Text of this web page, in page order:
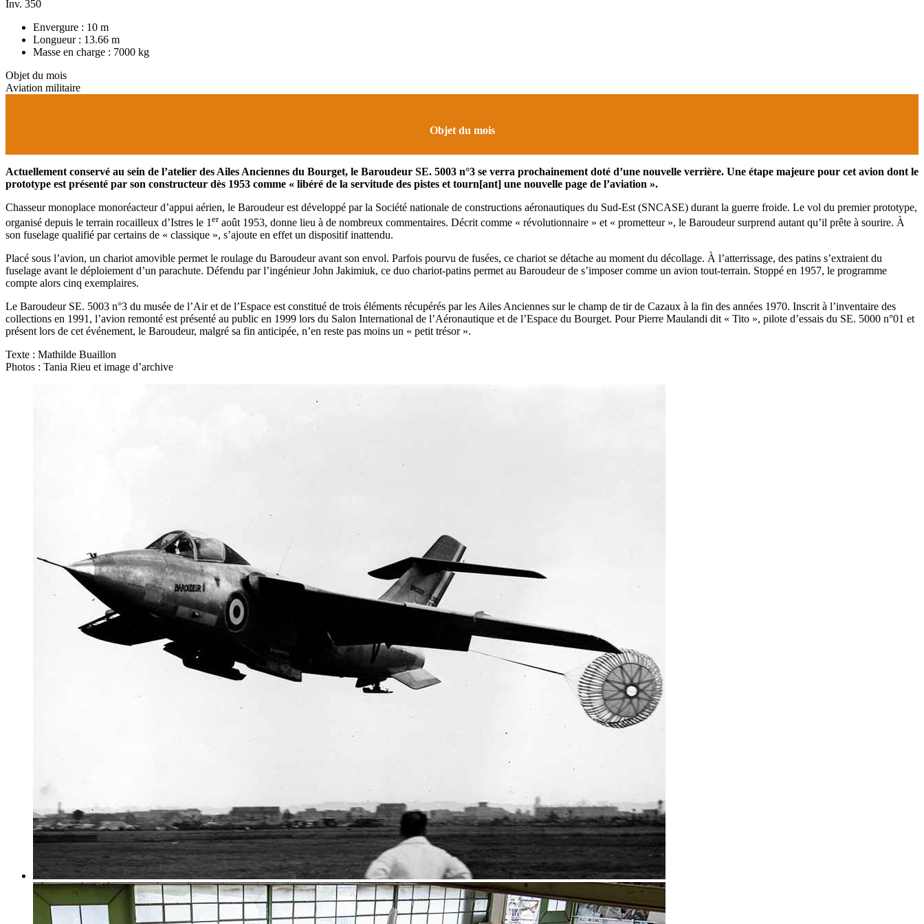
Inv. 350
Envergure : 10 m
Longueur : 13.66 m
Masse en charge : 7000 kg
Objet du mois
Aviation militaire
Objet du mois
Actuellement conservé au sein de l’atelier des Ailes Anciennes du Bourget, le Baroudeur SE. 5003 n°3 se verra prochainement doté d’une nouvelle verrière. Une étape majeure pour cet avion dont le
prototype est présenté par son constructeur dès 1953 comme « libéré de la servitude des pistes et tourn[ant] une nouvelle page de l’aviation ».
Chasseur monoplace monoréacteur d’appui aérien, le Baroudeur est développé par la Société nationale de constructions aéronautiques du Sud-Est (SNCASE) durant la guerre froide. Le vol du premier prototype,
organisé depuis le terrain rocailleux d’Istres le 1 eraoût 1953, donne lieu à de nombreux commentaires. Décrit comme « révolutionnaire » et « prometteur », le Baroudeur surprend autant qu’il prête à sourire. À
son fuselage qualifié par certains de « classique », s’ajoute en effet un dispositif inattendu.
Placé sous l’avion, un chariot amovible permet le roulage du Baroudeur avant son envol. Parfois pourvu de fusées, ce chariot se détache au moment du décollage. À l’atterrissage, des patins s’extraient du
fuselage avant le déploiement d’un parachute. Défendu par l’ingénieur John Jakimiuk, ce duo chariot-patins permet au Baroudeur de s’imposer comme un avion tout-terrain. Stoppé en 1957, le programme
compte alors cinq exemplaires.
Le Baroudeur SE. 5003 n°3 du musée de l’Air et de l’Espace est constitué de trois éléments récupérés par les Ailes Anciennes sur le champ de tir de Cazaux à la fin des années 1970. Inscrit à l’inventaire des
collections en 1991, l’avion remonté est présenté au public en 1999 lors du Salon International de l’Aéronautique et de l’Espace du Bourget. Pour Pierre Maulandi dit « Tito », pilote d’essais du SE. 5000 n°01 et
présent lors de cet événement, le Baroudeur, malgré sa fin anticipée, n’en reste pas moins un « petit trésor ».
Texte : Mathilde Buaillon
Photos : Tania Rieu et image d’archive